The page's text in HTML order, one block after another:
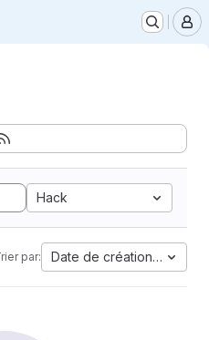
Hack
par: Date de création la plus